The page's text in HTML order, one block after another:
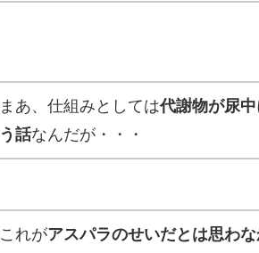
まあ、仕組みとしては代謝物が尿
う話なんだが・・・
これがアスパラのせいだとは思わ